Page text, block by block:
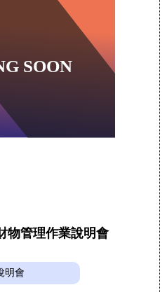
物管理作業說明會
明會